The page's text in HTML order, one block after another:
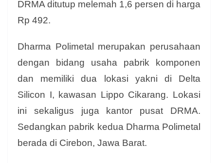
DRMA ditutup melemah 1,6 persen di harga
Rp 492.
Dharma Polimetal merupakan perusahaan
dengan bidang usaha pabrik komponen
dan memiliki dua lokasi yakni di Delta
Silicon I, kawasan Lippo Cikarang. Lokasi
ini sekaligus juga kantor pusat DRMA.
Sedangkan pabrik kedua Dharma Polimetal
berada di Cirebon, Jawa Barat.